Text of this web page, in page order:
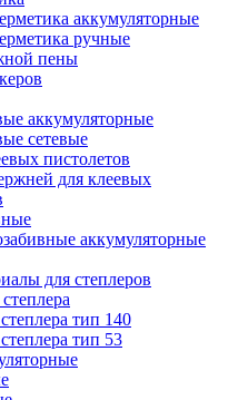
аккумуляторные
ручные
пены
аккумуляторные
сетевые
пистолетов
для клеевых
аккумуляторные
для степлеров
тип 140
тип 53